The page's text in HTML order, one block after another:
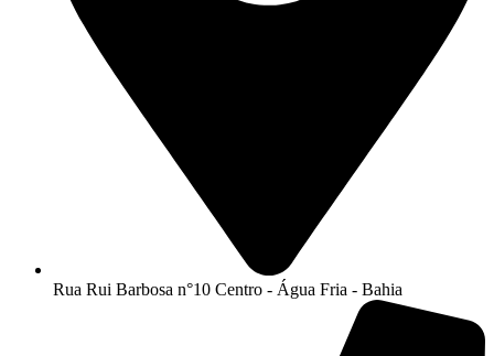
Rua Rui Barbosa n°10 Centro - Água Fria - Bahia